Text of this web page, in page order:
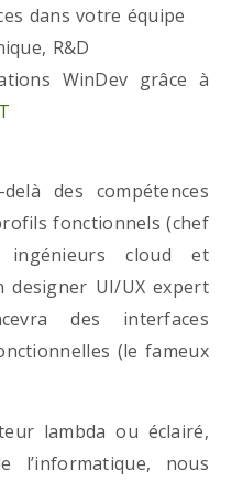
dans votre équipe
R&D
WinDev grâce à
des compétences
fonctionnels (chef
ingénieurs cloud et
designer UI/UX expert
des interfaces
(le fameux
lambda ou éclairé,
l’informatique, nous